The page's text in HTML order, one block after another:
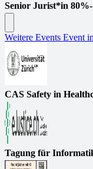
Senior Jurist*in
Weitere Events Event
CAS Safety in
Tagung für